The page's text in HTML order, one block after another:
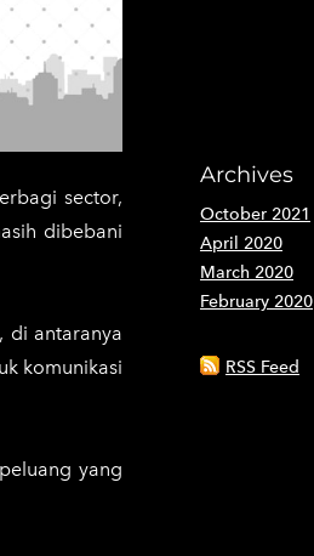
sector,
dibebani
di antaranya
komunikasi
yang
Archives
October 2021
April 2020
March 2020
February 2020
RSS Feed